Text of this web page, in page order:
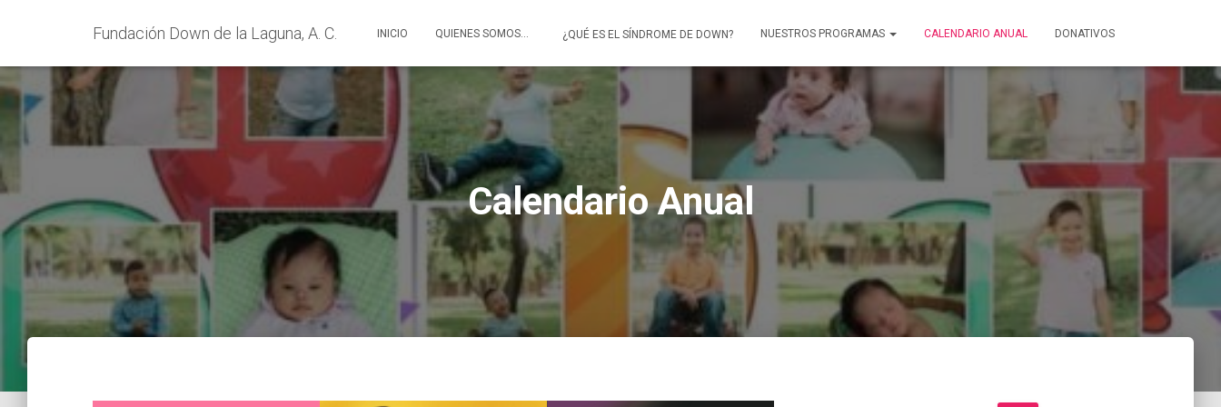
Fundación Down de la Laguna, A. C. INICIO QUIENES SOMOS… ¿QUÉ ES EL SÍNDROME DE DOWN? NUESTROS PROGRAMAS CALENDARIO ANUAL DONATIVOS
Calendario Anual